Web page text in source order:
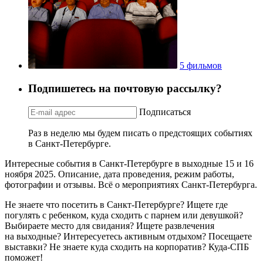
5 фильмов
Подпишетесь на почтовую рассылку?
Подписаться
Раз в неделю мы будем писать о предстоящих событиях
в Санкт-Петербурге.
Интересные события в Санкт-Петербурге в выходные 15 и 16
ноября 2025. Описание, дата проведения, режим работы,
фотографии и отзывы. Всё о мероприятиях Санкт-Петербурга.
Не знаете что посетить в Санкт-Петербурге? Ищете где
погулять с ребенком, куда сходить с парнем или девушкой?
Выбираете место для свидания? Ищете развлечения
на выходные? Интересуетесь активным отдыхом? Посещаете
выставки? Не знаете куда сходить на корпоратив? Куда-СПБ
поможет!